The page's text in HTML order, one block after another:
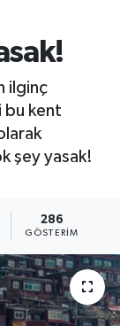
ilginç
bu kent
şey yasak!
286
GÖSTERIM